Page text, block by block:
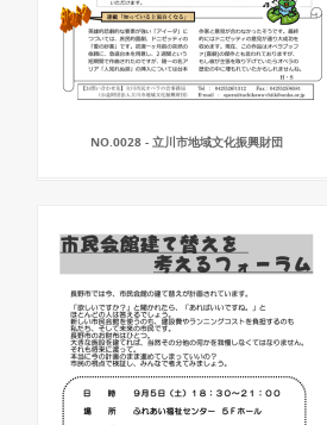
NO.0028 - 立川市地域文化振興財団